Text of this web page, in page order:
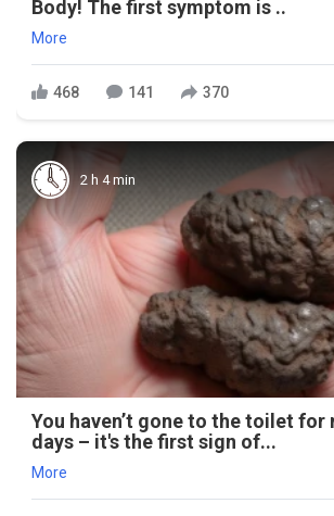
Body! The first symptom is ..
More
468 141 370
2 h 4 min
You haven’t gone to the toilet for
days – it's the first sign of...
More